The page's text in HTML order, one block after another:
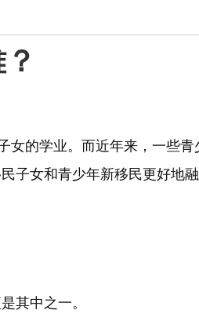
的学业。而近年来，一些
子女和青少年新移民更好地
其中之一。